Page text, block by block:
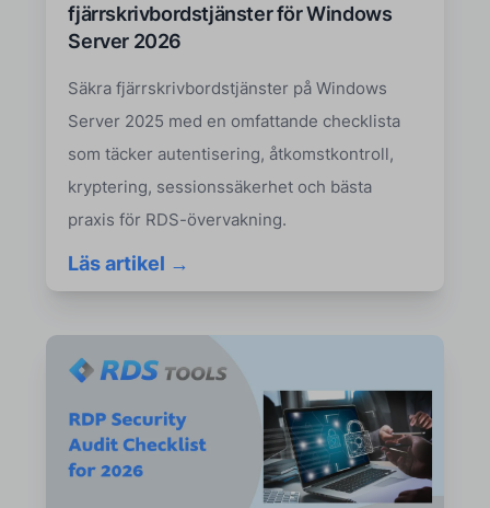
fjärrskrivbordstjänster för Windows
Server 2026
Säkra fjärrskrivbordstjänster på Windows
Server 2025 med en omfattande checklista
som täcker autentisering, åtkomstkontroll,
kryptering, sessionssäkerhet och bästa
praxis för RDS-övervakning.
Läs artikel →